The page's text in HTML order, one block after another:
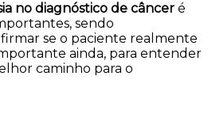
no diagnóstico de câncer é
sendo
se o paciente realmente
ainda, para entender
caminho para o